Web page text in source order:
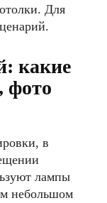
Для
какие
фото
в
лампы
небольшом